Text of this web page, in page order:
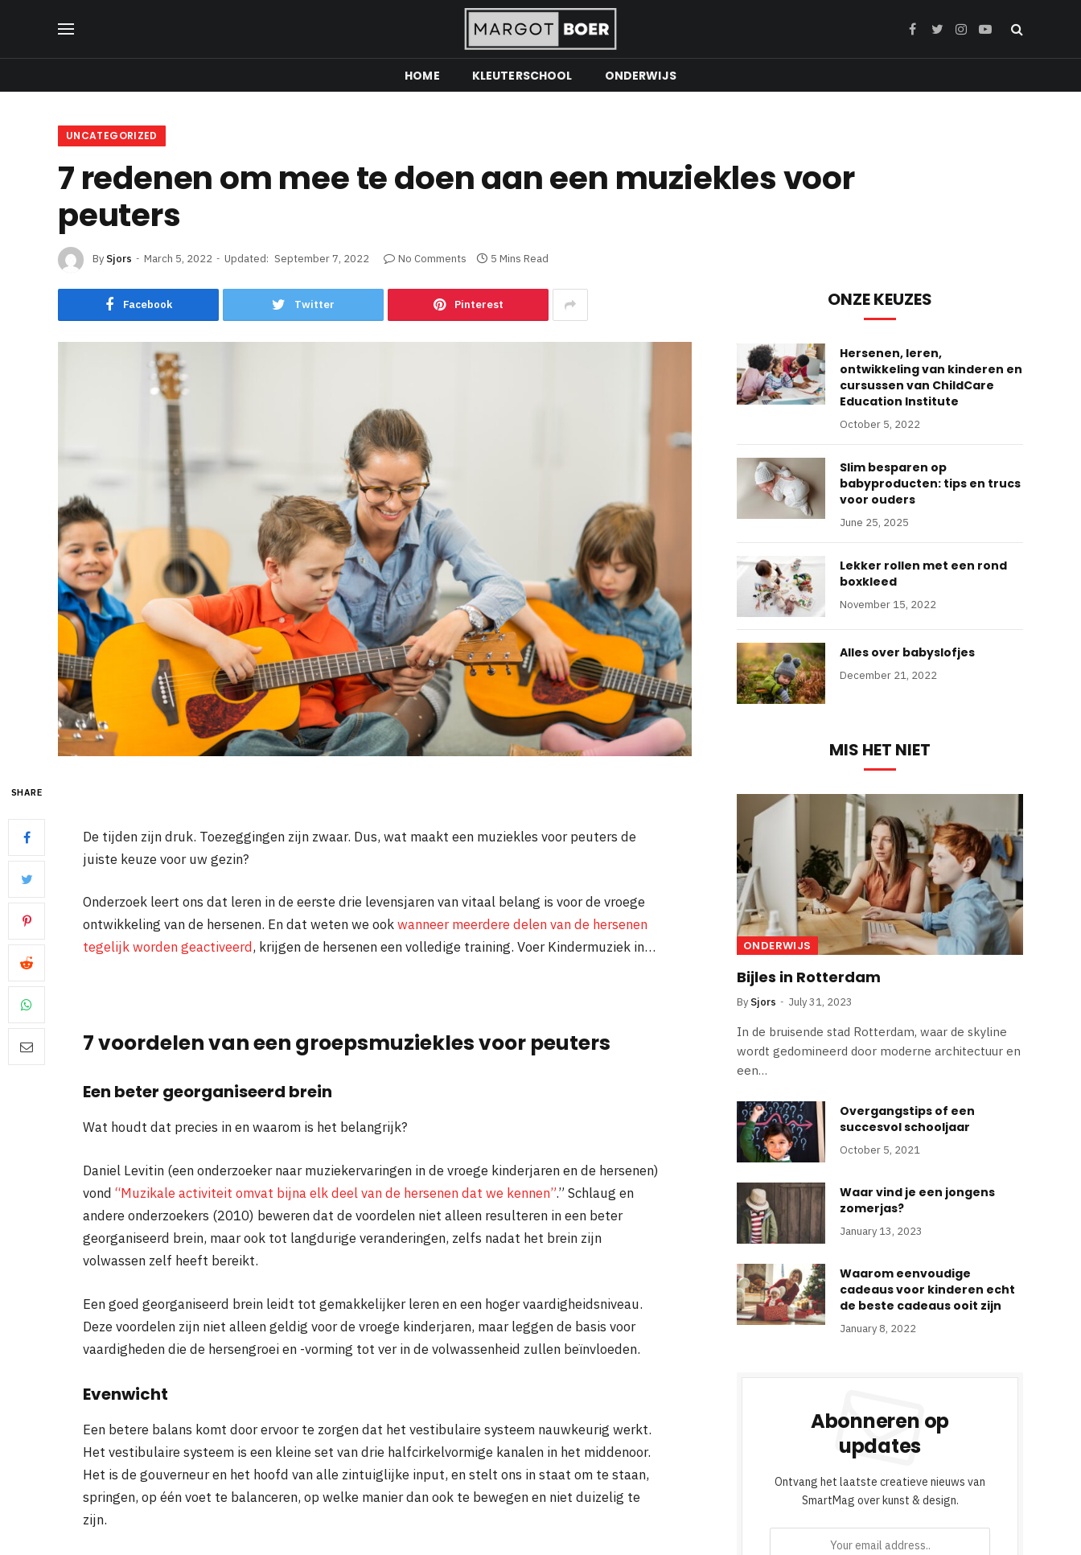
Facebook
TwitterInstagram
YouTube
HOME KLEUTERSCHOOL ONDERWIJS
UNCATEGORIZED
7 redenen om mee te doen aan een muziekles voor
peuters
By Sjors March 5, 2022 Updated: September 7, 2022 No Comments 5 Mins Read
Facebook Twitter Pinterest
SHARE
De tijden zijn druk. Toezeggingen zijn zwaar. Dus, wat maakt een muziekles voor peuters de
juiste keuze voor uw gezin?
Onderzoek leert ons dat leren in de eerste drie levensjaren van vitaal belang is voor de vroege
ontwikkeling van de hersenen. En dat weten we ookwanneer meerdere delen van de hersenen
tegelijk worden geactiveerd, krijgen de hersenen een volledige training. Voer Kindermuziek in…
7 voordelen van een groepsmuziekles voor peuters
Een beter georganiseerd brein
Wat houdt dat precies in en waarom is het belangrijk?
Daniel Levitin (een onderzoeker naar muziekervaringen in de vroege kinderjaren en de hersenen)
vond “Muzikale activiteit omvat bijna elk deel van de hersenen dat we kennen”.” Schlaug en
andere onderzoekers (2010) beweren dat de voordelen niet alleen resulteren in een beter
georganiseerd brein, maar ook tot langdurige veranderingen, zelfs nadat het brein zijn
volwassen zelf heeft bereikt.
Een goed georganiseerd brein leidt tot gemakkelijker leren en een hoger vaardigheidsniveau.
Deze voordelen zijn niet alleen geldig voor de vroege kinderjaren, maar leggen de basis voor
vaardigheden die de hersengroei en -vorming tot ver in de volwassenheid zullen beïnvloeden.
Evenwicht
Een betere balans komt door ervoor te zorgen dat het vestibulaire systeem nauwkeurig werkt.
Het vestibulaire systeem is een kleine set van drie halfcirkelvormige kanalen in het middenoor.
Het is de gouverneur en het hoofd van alle zintuiglijke input, en stelt ons in staat om te staan,
springen, op één voet te balanceren, op welke manier dan ook te bewegen en niet duizelig te
zijn.
ONZE KEUZES
Hersenen, leren,
ontwikkeling van kinderen en
cursussen van ChildCare
Education Institute
October 5, 2022
Slim besparen op
babyproducten: tips en trucs
voor ouders
June 25, 2025
Lekker rollen met een rond
boxkleed
November 15, 2022
Alles over babyslofjes
December 21, 2022
MIS HET NIET
ONDERWIJS
Bijles in Rotterdam
By Sjors July 31, 2023
In de bruisende stad Rotterdam, waar de skyline
wordt gedomineerd door moderne architectuur en
een…
Overgangstips of een
succesvol schooljaar
October 5, 2021
Waar vind je een jongens
zomerjas?
January 13, 2023
Waarom eenvoudige
cadeaus voor kinderen echt
de beste cadeaus ooit zijn
January 8, 2022
Abonneren op
updates
Ontvang het laatste creatieve nieuws van
SmartMag over kunst & design.